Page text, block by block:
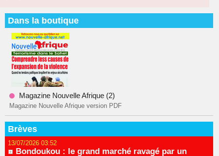
Dans la boutique
Magazine Nouvelle Afrique (2)
Magazine Nouvelle Afrique version PDF
Brèves
13/07/2026 03:52
Bondoukou : le grand marché ravagé par un